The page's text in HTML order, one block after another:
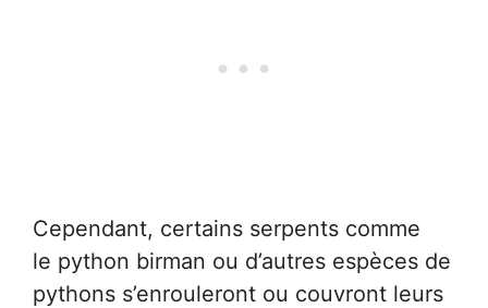
Cependant, certains serpents comme
le python birman ou d’autres espèces de
pythons s’enrouleront ou couvront leurs